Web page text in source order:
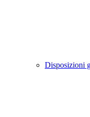
Disposizioni